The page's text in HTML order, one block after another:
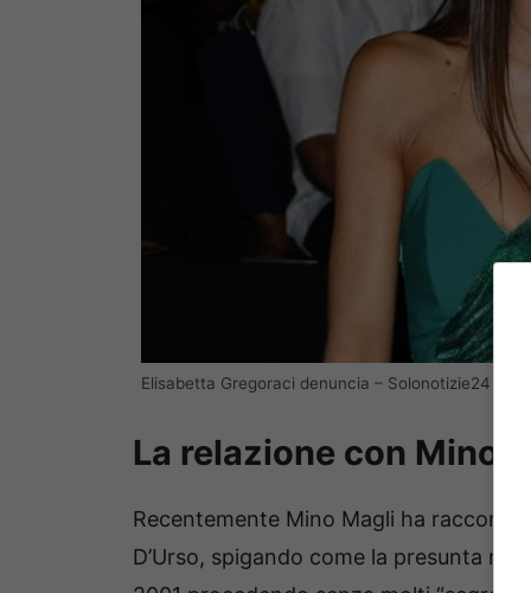
Elisabetta Gregoraci denuncia – Solonotizie24
La relazione con Mino
Recentemente Mino Magli ha
D’Urso, spigando come la presunta